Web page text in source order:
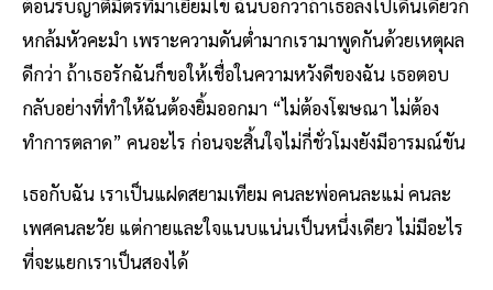
ต้อนรับญาติมิตรที่มาเยี่ยมไข้ ฉันบอกว่าถ้าเธอลงไปเดินเดี๋ยวก็
หกล้มหัวคะมำ เพราะความดันต่ำมากเรามาพูดกันด้วยเหตุผล
ดีกว่า ถ้าเธอรักฉันก็ขอให้เชื่อในความหวังดีของฉัน เธอตอบ
กลับอย่างที่ทำให้ฉันต้องยิ้มออกมา “ไม่ต้องโฆษณา ไม่ต้อง
ทำการตลาด” คนอะไร ก่อนจะสิ้นใจไม่กี่ชั่วโมงยังมีอารมณ์ขัน
เธอกับฉัน เราเป็นแฝดสยามเทียม คนละพ่อคนละแม่ คนละ
เพศคนละวัย แต่กายและใจแนบแน่นเป็นหนึ่งเดียว ไม่มีอะไร
ที่จะแยกเราเป็นสองได้